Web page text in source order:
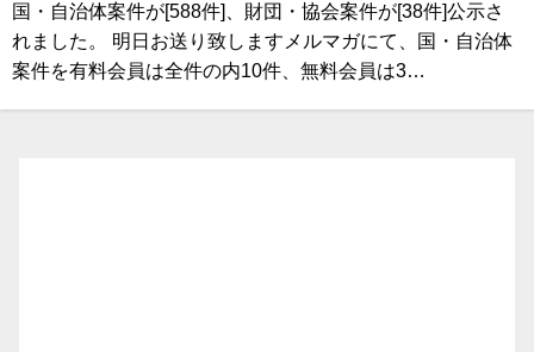
国・自治体案件が[588件]、財団・協会案件が[38件]公示さ
れました。 明日お送り致しますメルマガにて、国・自治体
案件を有料会員は全件の内10件、無料会員は3…